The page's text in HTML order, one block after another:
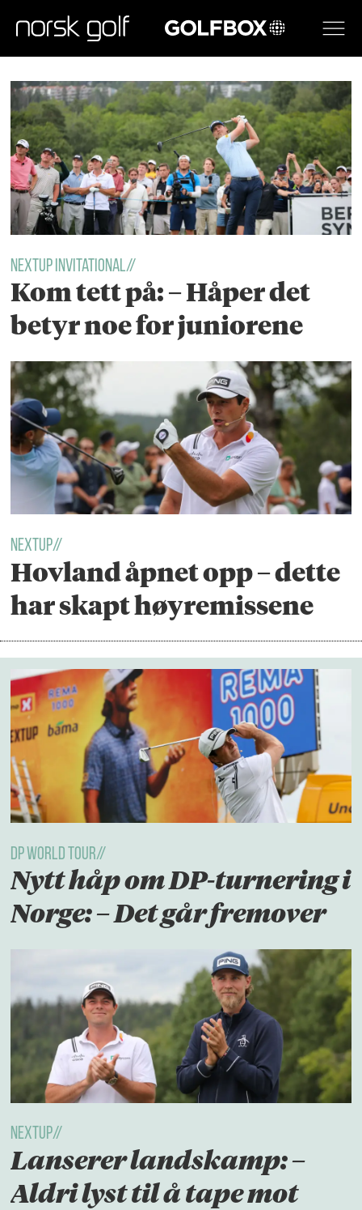
GOLFBOX
Tag:
kristoffer
reitan
NextUp Invitational//
Kom tett på: – Håper det
betyr noe for juniorene
NextUp//
Hovland åpnet opp – dette
har skapt høyremissene
Dp World Tour//
Nytt håp om DP-turnering i
Norge: – Det går fremover
NextUp//
Lanserer landskamp: –
Aldri lyst til å tape mot